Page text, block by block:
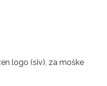
logo (siv), za moške